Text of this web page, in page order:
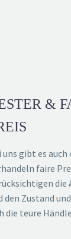
&
uns gibt es
faire
die
den Zustand
die teure